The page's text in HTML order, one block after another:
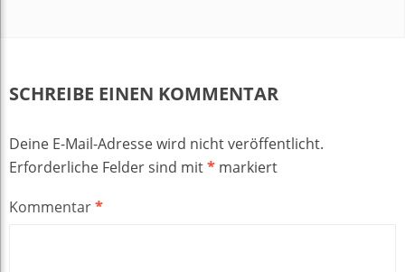
SCHREIBE EINEN KOMMENTAR
Deine E-Mail-Adresse wird nicht veröffentlicht.
Erforderliche Felder sind mit* markiert
Kommentar*